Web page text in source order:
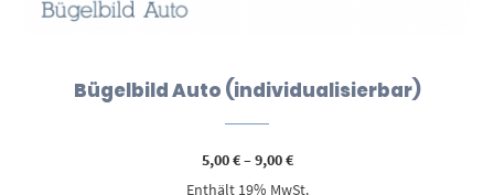
Bügelbild Auto (individualisierbar)
5,00€–9,00€Preisspanne:
bis
Enthält 19% MwSt.